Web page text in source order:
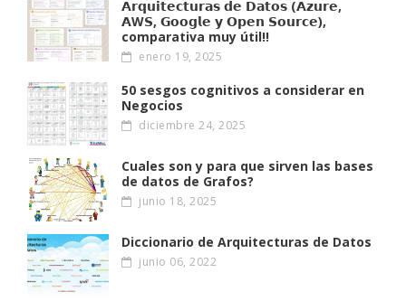
𝗔𝗿𝗾𝘂𝗶𝘁𝗲𝗰𝘁𝘂𝗿𝗮𝘀 𝗱𝗲 𝗗𝗮𝘁𝗼𝘀 (𝗔𝘇𝘂𝗿𝗲,
𝗔W𝗦, 𝗚𝗼𝗼𝗴𝗹𝗲 𝘆 𝗢𝗽𝗲𝗻 𝗦𝗼𝘂𝗿𝗰𝗲),
comparativa muy útil!!
enero 19, 2025
50 sesgos cognitivos a considerar en
Negocios
diciembre 24, 2025
Cuales son y para que sirven las bases
de datos de Grafos?
junio 18, 2025
Diccionario de Arquitecturas de Datos
junio 06, 2022